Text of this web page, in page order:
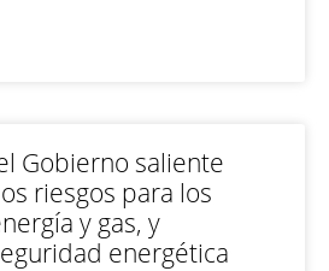
Gobierno saliente
riesgos para los
y gas, y
energética